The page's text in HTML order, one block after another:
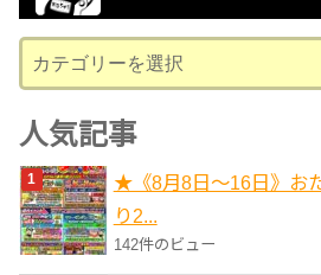
ブ
テ
ゴ
リ
ー
人気記事
★《8月8日～16日》お
り2...
142件のビュー